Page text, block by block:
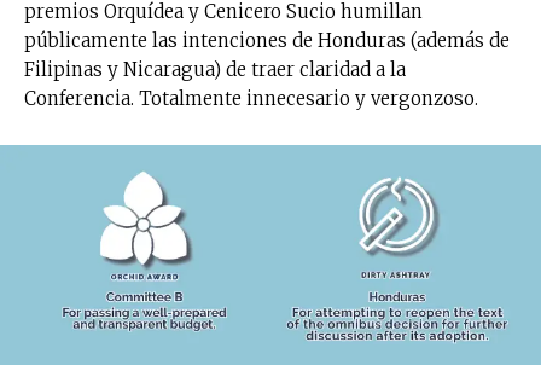
premios Orquídea y Cenicero Sucio humillan
públicamente las intenciones de Honduras (además de
Filipinas y Nicaragua) de traer claridad a la
Conferencia. Totalmente innecesario y vergonzoso.